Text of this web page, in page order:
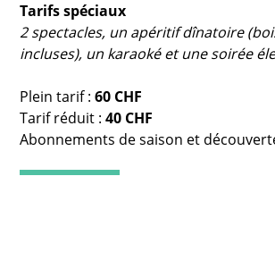
Tarifs spéciaux
2 spectacles, un apéritif dînatoire
incluses), un karaoké et une soirée
Plein tarif :60 CHF
Tarif réduit :40 CHF
Abonnements de saison et